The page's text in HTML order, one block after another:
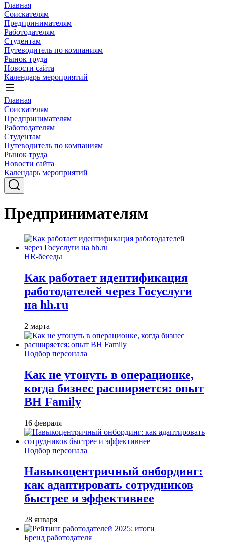
Главная
Соискателям
Предпринимателям
Работодателям
Студентам
Путеводитель по компаниям
Рынок труда
Новости сайта
Календарь мероприятий
Главная
Соискателям
Предпринимателям
Работодателям
Студентам
Путеводитель по компаниям
Рынок труда
Новости сайта
Календарь мероприятий
Предпринимателям
HR-беседы
Как работает идентификация
работодателей через Госуслуги
на hh.ru
2 марта
Подбор персонала
Как не утонуть в операционке,
когда бизнес расширяется: опыт
BH Family
16 февраля
Подбор персонала
Навыкоцентричный онбординг:
как адаптировать сотрудников
быстрее и эффективнее
28 января
Бренд работодателя